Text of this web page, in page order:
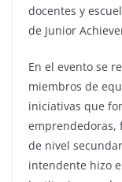
docentes y
de Junior
En el evento se
miembros de
iniciativas que
emprendedoras,
de nivel
intendente hizo